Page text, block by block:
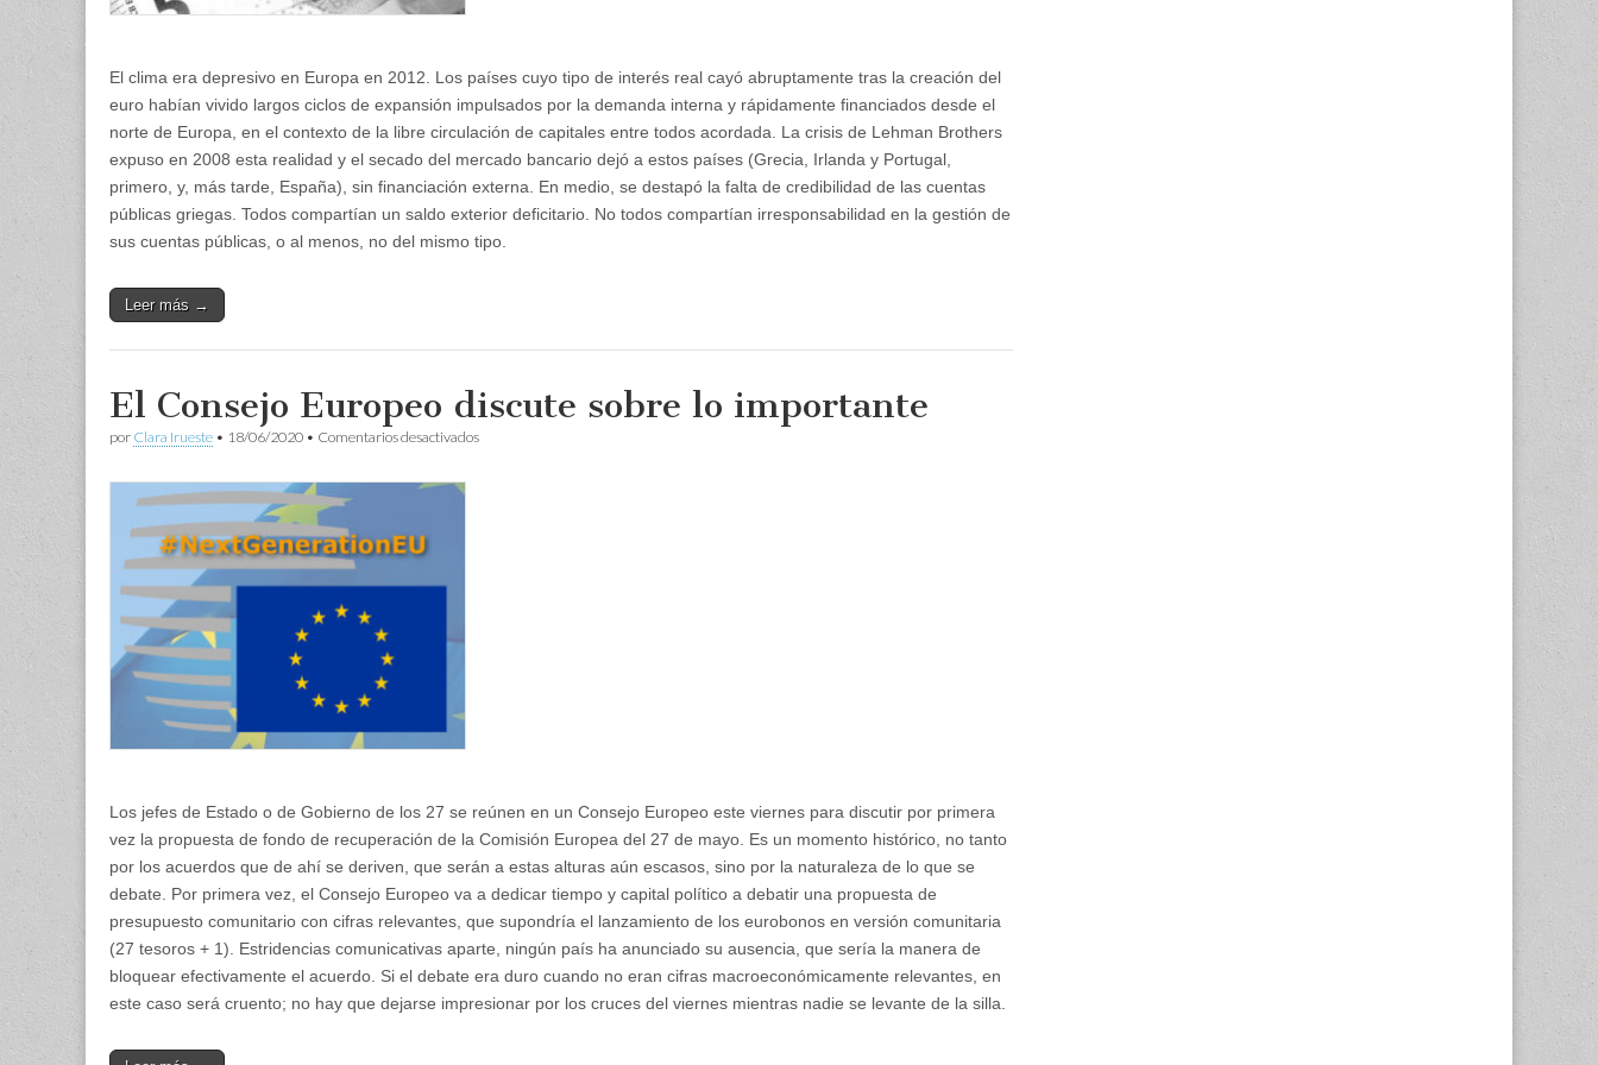
El clima era depresivo en Europa en 2012. Los países cuyo tipo de interés real cayó abruptamente tras la creación del
euro habían vivido largos ciclos de expansión impulsados por la demanda interna y rápidamente financiados desde el
norte de Europa, en el contexto de la libre circulación de capitales entre todos acordada. La crisis de Lehman Brothers
expuso en 2008 esta realidad y el secado del mercado bancario dejó a estos países (Grecia, Irlanda y Portugal,
primero, y, más tarde, España), sin financiación externa. En medio, se destapó la falta de credibilidad de las cuentas
públicas griegas. Todos compartían un saldo exterior deficitario. No todos compartían irresponsabilidad en la gestión de
sus cuentas públicas, o al menos, no del mismo tipo.
Leer más →
El Consejo Europeo discute sobre lo importante
por Clara Irueste • 18/06/2020 • Comentarios desactivadosen
Los jefes de Estado o de Gobierno de los 27 se reúnen en un Consejo Europeo este viernes para discutir por primera
vez la propuesta de fondo de recuperación de la Comisión Europea del 27 de mayo. Es un momento histórico, no tanto
por los acuerdos que de ahí se deriven, que serán a estas alturas aún escasos, sino por la naturaleza de lo que se
debate. Por primera vez, el Consejo Europeo va a dedicar tiempo y capital político a debatir una propuesta de
presupuesto comunitario con cifras relevantes, que supondría el lanzamiento de los eurobonos en versión comunitaria
(27 tesoros + 1). Estridencias comunicativas aparte, ningún país ha anunciado su ausencia, que sería la manera de
bloquear efectivamente el acuerdo. Si el debate era duro cuando no eran cifras macroeconómicamente relevantes, en
este caso será cruento; no hay que dejarse impresionar por los cruces del viernes mientras nadie se levante de la silla.